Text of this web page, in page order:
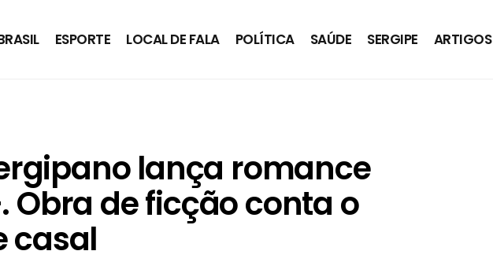
ESPORTE LOCAL DE FALA POLÍTICA SAÚDE SERGIPE ARTIGOS
lança romance
Obra de ficção conta o
casal